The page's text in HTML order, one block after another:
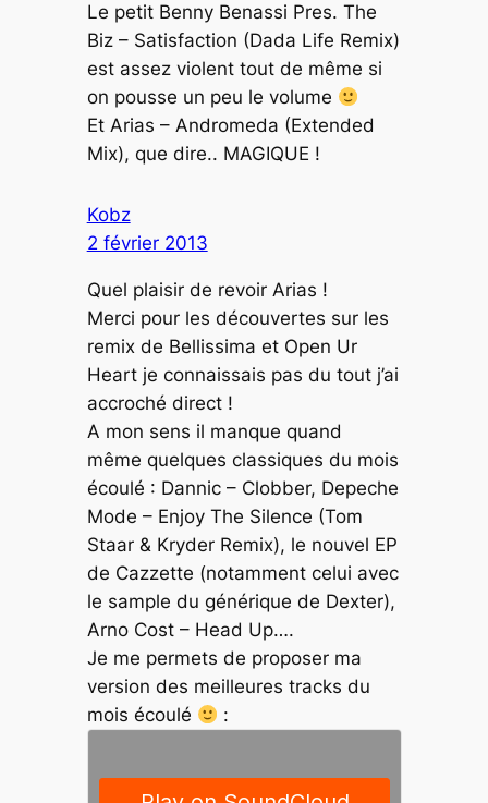
Le petit Benny Benassi Pres. The
Biz – Satisfaction (Dada Life Remix)
est assez violent tout de même si
on pousse un peu le volume
Et Arias – Andromeda (Extended
Mix), que dire.. MAGIQUE !
Kobz
2 février 2013
Quel plaisir de revoir Arias !
Merci pour les découvertes sur les
remix de Bellissima et Open Ur
Heart je connaissais pas du tout j’ai
accroché direct !
A mon sens il manque quand
même quelques classiques du mois
écoulé : Dannic – Clobber, Depeche
Mode – Enjoy The Silence (Tom
Staar & Kryder Remix), le nouvel EP
de Cazzette (notamment celui avec
le sample du générique de Dexter),
Arno Cost – Head Up….
Je me permets de proposer ma
version des meilleures tracks du
mois écoulé
: